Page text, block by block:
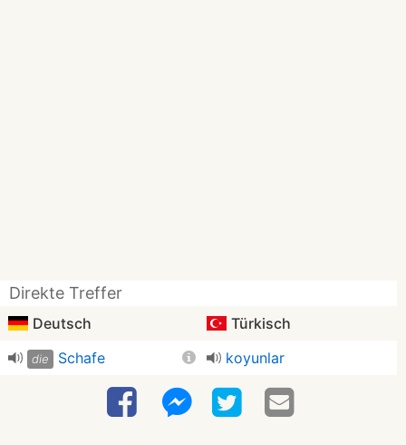
Direkte Treffer
Deutsch Türkisch
die Schafe koyunlar